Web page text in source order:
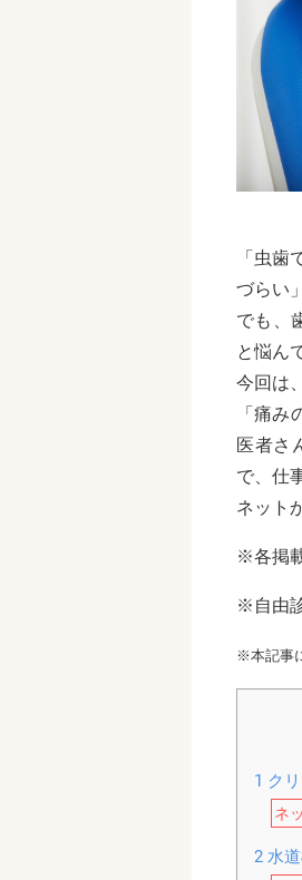
「虫
づらい」
でも、
と悩ん
今回は
「痛
医者さ
で、仕
ネット
※各掲
※自由
※本記事
1 ク
ネ
2水道